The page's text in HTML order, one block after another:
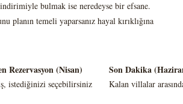
bulmak ise neredeyse bir efsane.
planın temeli yaparsanız hayal kırıklığına
Rezervasyon (Nisan) Son Dakika
istediğinizi seçebilirsiniz Kalan villalar